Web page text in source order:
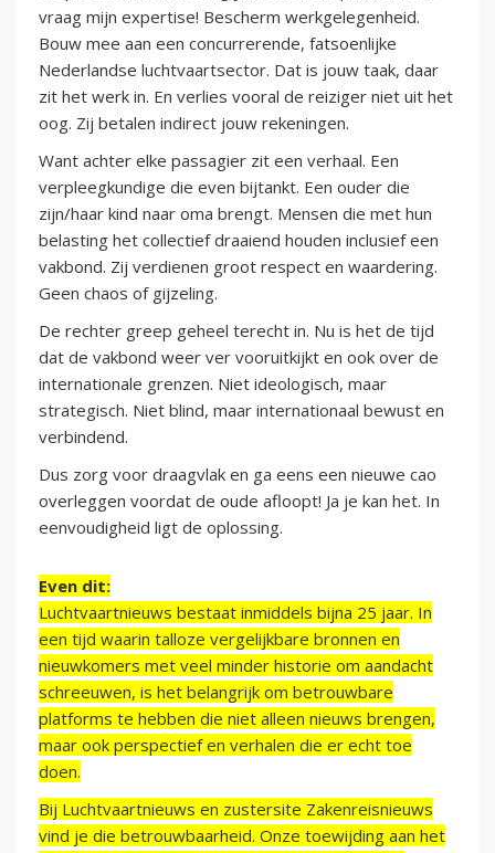
vraag mijn expertise! Bescherm werkgelegenheid.
Bouw mee aan een concurrerende, fatsoenlijke
Nederlandse luchtvaartsector. Dat is jouw taak, daar
zit het werk in. En verlies vooral de reiziger niet uit het
oog. Zij betalen indirect jouw rekeningen.
Want achter elke passagier zit een verhaal. Een
verpleegkundige die even bijtankt. Een ouder die
zijn/haar kind naar oma brengt. Mensen die met hun
belasting het collectief draaiend houden inclusief een
vakbond. Zij verdienen groot respect en waardering.
Geen chaos of gijzeling.
De rechter greep geheel terecht in. Nu is het de tijd
dat de vakbond weer ver vooruitkijkt en ook over de
internationale grenzen. Niet ideologisch, maar
strategisch. Niet blind, maar internationaal bewust en
verbindend.
Dus zorg voor draagvlak en ga eens een nieuwe cao
overleggen voordat de oude afloopt! Ja je kan het. In
eenvoudigheid ligt de oplossing.
Even dit:
Luchtvaartnieuws bestaat inmiddels bijna 25 jaar. In
een tijd waarin talloze vergelijkbare bronnen en
nieuwkomers met veel minder historie om aandacht
schreeuwen, is het belangrijk om betrouwbare
platforms te hebben die niet alleen nieuws brengen,
maar ook perspectief en verhalen die er echt toe
doen.
Bij Luchtvaartnieuws en zustersite Zakenreisnieuws
vind je die betrouwbaarheid. Onze toewijding aan het